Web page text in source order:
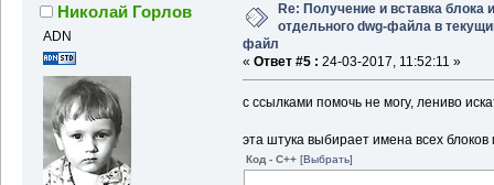
Николай Горлов
ADN
Re: Получение и вставка блока
отдельного dwg-файла в
файл
« Ответ #5 : 24-03-2017, 11:52:11 »
с ссылками помочь не могу, лениво
эта штука выбирает имена всех
Код - C++ [Выбрать]